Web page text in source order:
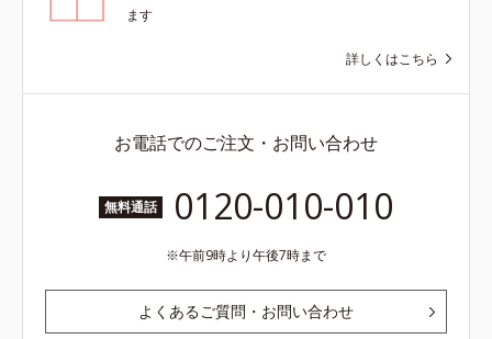
ます
詳しくはこちら
お電話でのご注文・お問い合わせ
無料通話 0120-010-010
午前9時より午後7時まで
よくあるご質問・お問い合わせ